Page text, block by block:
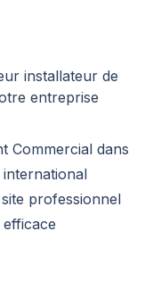
installateur de
entreprise
Commercial dans
professionnel